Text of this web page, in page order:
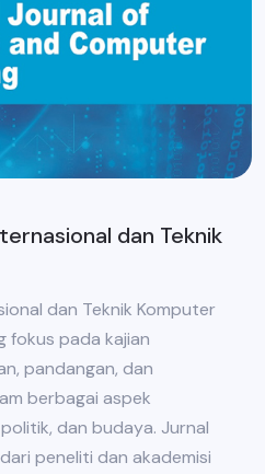
dan Teknik
dan Teknik Komputer
fokus pada kajian
pandangan, dan
berbagai aspek
dan budaya. Jurnal
peneliti dan akademisi